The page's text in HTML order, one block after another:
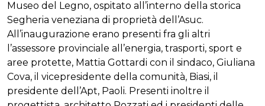
Museo del Legno, ospitato all’interno della storica
Segheria veneziana di proprietà dell’Asuc.
All’inaugurazione erano presenti fra gli altri
l’assessore provinciale all’energia, trasporti, sport e
aree protette, Mattia Gottardi con il sindaco, Giuliana
Cova, il vicepresidente della comunità, Biasi, il
presidente dell’Apt, Paoli. Presenti inoltre il